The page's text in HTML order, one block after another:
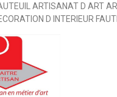
ARTISANAT D ART
D INTERIEUR